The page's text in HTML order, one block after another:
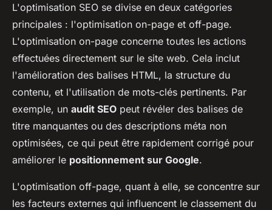
L'optimisation SEO se divise en deux catégories
principales : l'optimisation on-page et off-page.
L'optimisation on-page concerne toutes les actions
effectuées directement sur le site web. Cela inclut
l'amélioration des balises HTML, la structure du
contenu, et l'utilisation de mots-clés pertinents. Par
exemple, un audit SEO peut révéler des balises de
titre manquantes ou des descriptions méta non
optimisées, ce qui peut être rapidement corrigé pour
améliorer le positionnement sur Google.
L'optimisation off-page, quant à elle, se concentre sur
les facteurs externes qui influencent le classement du